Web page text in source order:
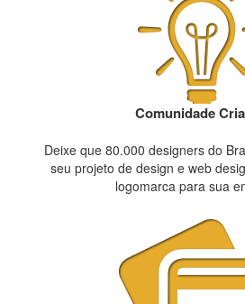
Comunidade
Deixe que 80.000 designers do
seu projeto de design e web
logomarca para sua